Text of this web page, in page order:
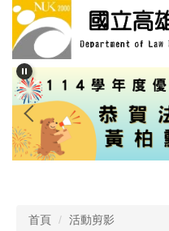
跳
主
要
內
容
首頁 活動剪影